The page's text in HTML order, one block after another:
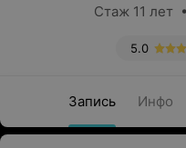
Стаж 11 лет
5.0
Запись Инфо